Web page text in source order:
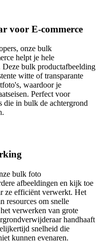
voor E-commerce
onze bulk
helpt je hele
bulk productafbeelding
witte of transparante
waardoor je
Perfect voor
die in bulk de achtergrond
bulk foto
afbeeldingen en kijk toe
ze efficiënt verwerkt. Het
resources om snelle
verwerken van grote
handhaaft
snelheid die
kunnen evenaren.